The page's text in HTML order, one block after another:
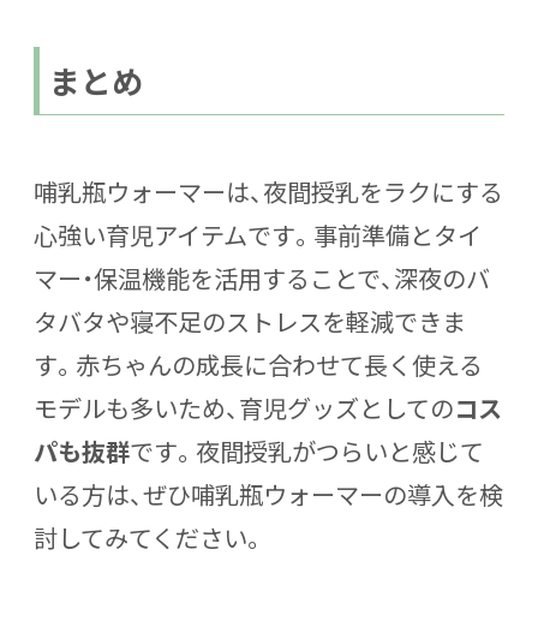
まとめ
哺乳瓶ウォーマーは、夜間授乳をラクにする
心強い育児アイテムです。事前準備とタイ
マー・保温機能を活用することで、深夜のバ
タバタや寝不足のストレスを軽減できま
す。赤ちゃんの成長に合わせて長く使える
モデルも多いため、育児グッズとしてのコス
パも抜群です。夜間授乳がつらいと感じて
いる方は、ぜひ哺乳瓶ウォーマーの導入を検
討してみてください。